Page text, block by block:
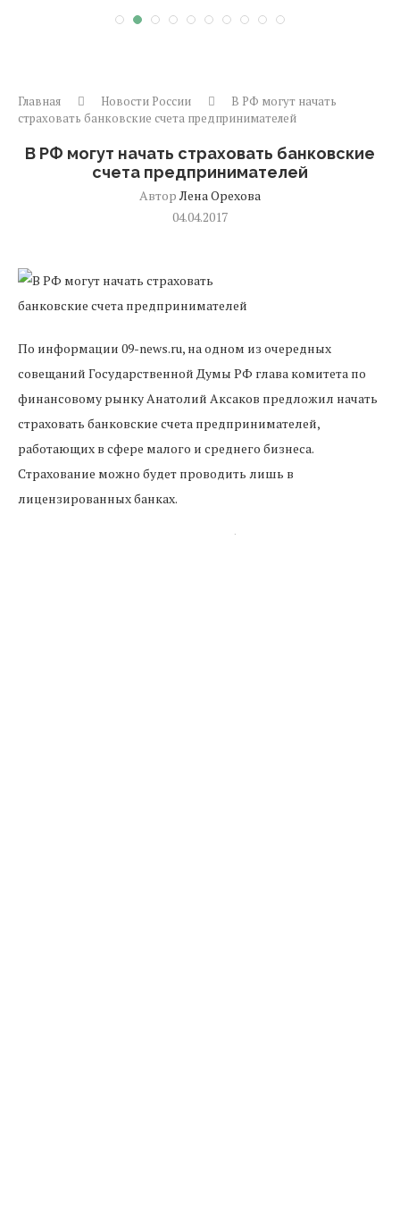
Главная Новости России
В РФ могут начать
страховать банковские счета предпринимателей
В РФ могут начать страховать банковские
счета предпринимателей
АвторЛена Орехова
04.04.2017
По информации 09-news.ru, на одном из очередных
совещаний Государственной Думы РФ глава комитета по
финансовому рынку Анатолий Аксаков предложил начать
страховать банковские счета предпринимателей,
работающих в сфере малого и среднего бизнеса.
Страхование можно будет проводить лишь в
лицензированных банках.
В случае утверждения изменений, будут внесены поправки